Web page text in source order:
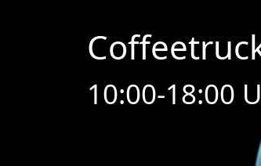
10:00-18:00